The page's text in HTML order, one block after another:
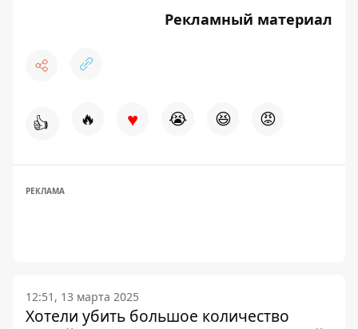
Рекламный материал
👍 🔥 ♥ 😭 😆 😡
РЕКЛАМА
12:51, 13 марта 2025
Хотели убить большое количество